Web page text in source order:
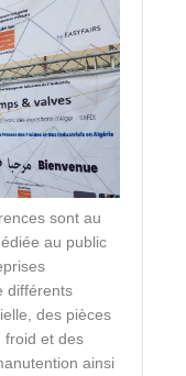
sont au
au public
différents
des pièces
froid et des
ainsi